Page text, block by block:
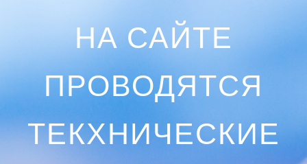
НА САЙТЕ
ПРОВОДЯТСЯ
ТЕКХНИЧЕСКИЕ